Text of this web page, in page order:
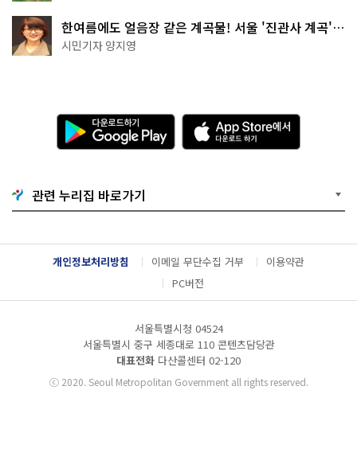
한여름에도 얼음장 같은 계곡물! 서울 '진관사 계곡'이
천국이네~
시민기자 양지영
다
운
로
기
G
o
g
l
e
A
p
p
e
서
다
운
관련 누리집 바로가기
개인정보처리방침 이메일 무단수집 거부
이용약관
PC버전
서울특별시청 04524
서울특별시 중구 세종대로 110 콘텐츠담당관
대표전화 다산콜센터 02-120
ⓒ2020. Seoul Metropolitan Government all rights reserved.